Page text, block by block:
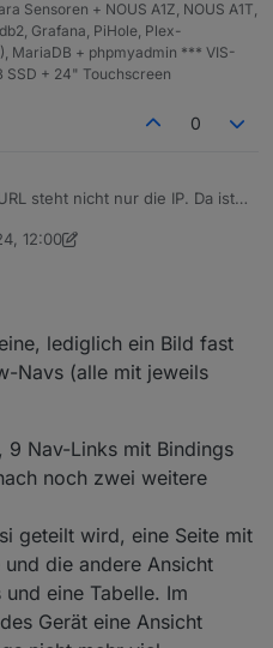
Sensoren + NOUS A1Z, NOUS A1T,
Grafana, PiHole, Plex-
MariaDB + phpmyadmin *** VIS-
SSD + 24" Touchscreen
0
steht nicht nur die IP. Da ist
Grafena Diagramme
12:00
12. März 2024, 13:01
lediglich ein Bild fast
Navs (alle mit jeweils
9 Nav-Links mit Bindings
noch zwei weitere
geteilt wird, eine Seite mit
die andere Ansicht
eine Tabelle. Im
Gerät eine Ansicht